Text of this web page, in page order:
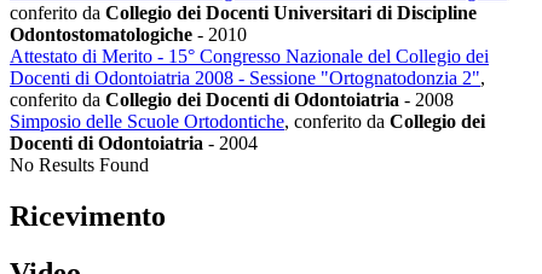
conferito da Collegio dei Docenti Universitari di Discipline
Odontostomatologiche - 2010
Attestato di Merito - 15° Congresso Nazionale del Collegio dei
Docenti di Odontoiatria 2008 - Sessione "Ortognatodonzia 2",
conferito da Collegio dei Docenti di Odontoiatria - 2008
Simposio delle Scuole Ortodontiche, conferito da Collegio dei
Docenti di Odontoiatria - 2004
No Results Found
Ricevimento